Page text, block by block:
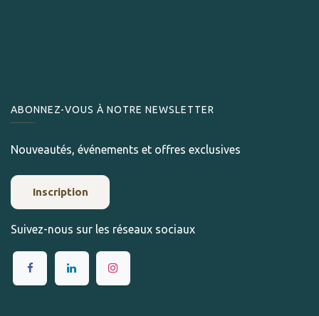
ABONNEZ-VOUS À NOTRE NEWSLETTER
Nouveautés, événements et offres exclusives
Inscription
Suivez-nous sur les réseaux sociaux